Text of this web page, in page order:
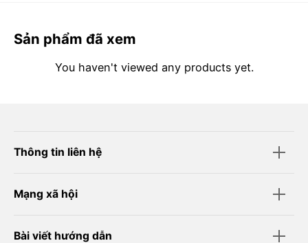
Sản phẩm đã xem
You haven't viewed any products yet.
Thông tin liên hệ
Mạng xã hội
Bài viết hướng dẫn